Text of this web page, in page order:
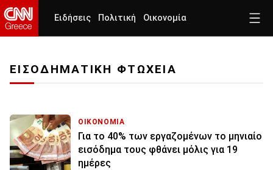
Ειδήσεις Πολιτική Οικονομία
ΕΙΣΟΔΗΜΑΤΙΚΗ ΦΤΩΧΕΙΑ
ΟΙΚΟΝΟΜΙΑ
Για το 40% των εργαζομένων το μηνιαίο
εισόδημα τους φθάνει μόλις για 19
ημέρες